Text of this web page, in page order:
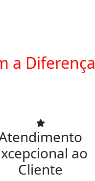
a Diferença
ao
Cliente